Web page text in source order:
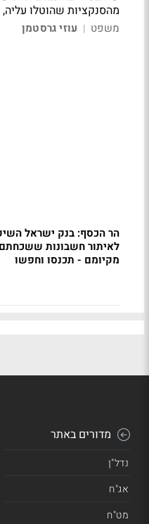
מהסנקציות שהוטלו
משפט | עוזי גרסטמן
הר הכסף: בנק ישראל
לאיתור חשבונות ששכחתם
מקיומם - תכנסו וחפשו
מדורים באתר
נדל"ן
אג"ח
מט"ח